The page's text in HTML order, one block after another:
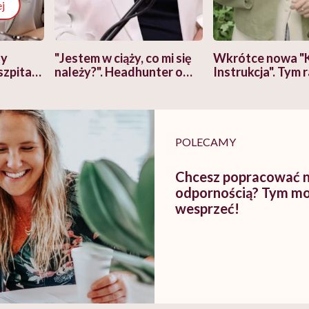
"Jestem w ciąży, co mi się
należy?". Headhunter o
pracy
Wkrótce nowa
Instrukcja". Tym
POLECAMY
Chcesz popracować
odpornością? Tym
wesprzeć!